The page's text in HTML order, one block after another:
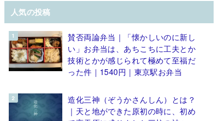
人気の投稿
賛否両論弁当｜「懐かしいのに新し
い」お弁当は、あちこちに工夫とか
技術とかが感じられて極めて至福だ
った件｜1540円｜東京駅お弁当
造化三神（ぞうかさんしん）とは？
｜天と地ができた原初の時に、初め